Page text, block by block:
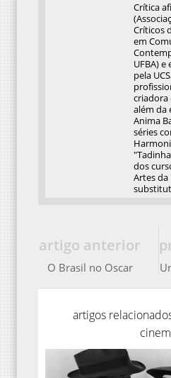
Crítica
Críticos
em
UFBA)
pela
criadora
além da
Anima
séries
dos
Artes da
artigo anterior
O Brasil no Oscar
artigos